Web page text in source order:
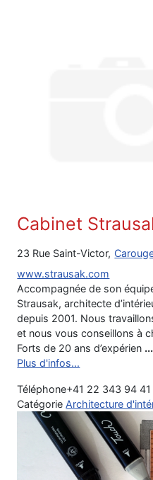
Cabinet
23 Rue Saint-Victor,
www.strausak.com
Accompagnée de son
Strausak, architecte
depuis 2001. Nous
et nous vous conseillons à
Forts de 20 ans d’expérien ...
Plus d'infos...
Téléphone+41 22 343 94 41
Catégorie Architecture